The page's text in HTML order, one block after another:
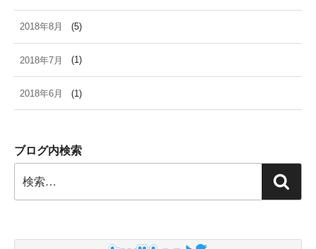
2018年8月 (5)
2018年7月 (1)
2018年6月 (1)
ブログ内検索
索